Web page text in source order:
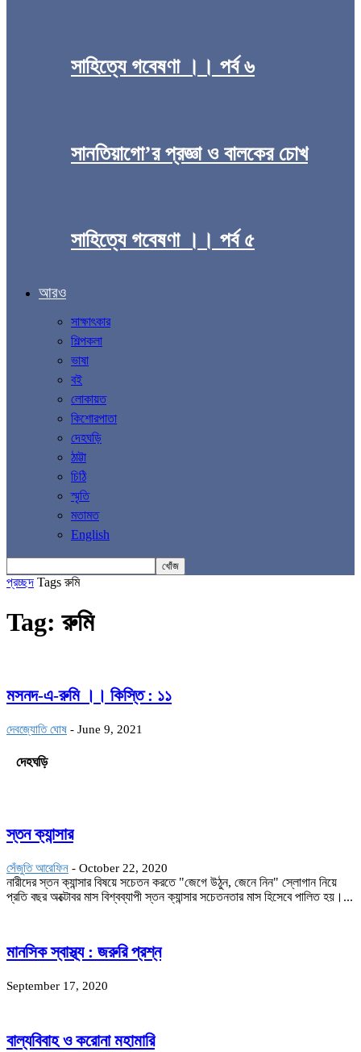
সাহিত্যে গবেষণা ।। পর্ব ৬
সানতিয়াগো’র প্রজ্ঞা ও বালকের চোখ
সাহিত্যে গবেষণা ।। পর্ব ৫
আরও
সাক্ষাৎকার
শিল্পকলা
ভাষা
বই
লোকায়ত
কিশোরপাতা
দেহঘড়ি
ঠাট্টা
চিঠি
স্মৃতি
মতামত
English
প্রচ্ছদ Tags রুমি
Tag: রুমি
মসনদ-এ-রুমি ।। কিস্তি : ১১
দেবজ্যোতি ঘোষ - June 9, 2021
দেহঘড়ি
স্তন ক্যান্সার
সেঁজুতি আরেফিন - October 22, 2020
নারীদের স্তন ক্যান্সার বিষয়ে সচেতন করতে "জেগে উঠুন, জেনে নিন" স্লোগান নিয়ে
প্রতি বছর অক্টোবর মাস বিশ্বব্যাপী স্তন ক্যান্সার সচেতনতার মাস হিসেবে পালিত হয়।...
মানসিক স্বাস্থ্য : জরুরি প্রশ্ন
September 17, 2020
বাল্যবিবাহ ও করোনা মহামারি